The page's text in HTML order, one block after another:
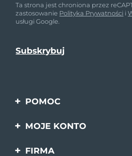
Ta strona jest chroniona przez
zastosowanie Polityka Prywatności i
usługi Google.
POMOC
Kontakt
MOJE KONTO
FIRMA